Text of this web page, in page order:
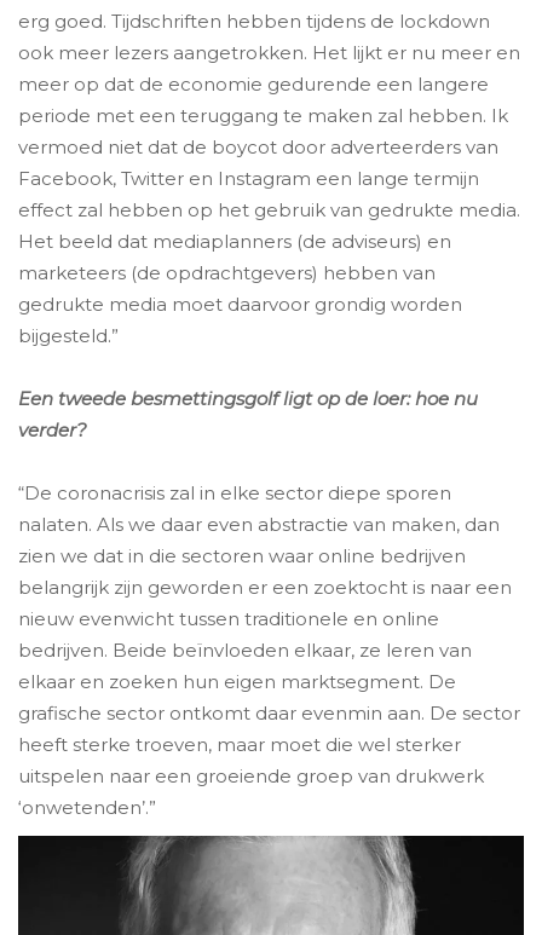
erg goed. Tijdschriften hebben tijdens de lockdown
ook meer lezers aangetrokken. Het lijkt er nu meer en
meer op dat de economie gedurende een langere
periode met een teruggang te maken zal hebben. Ik
vermoed niet dat de boycot door adverteerders van
Facebook, Twitter en Instagram een lange termijn
effect zal hebben op het gebruik van gedrukte media.
Het beeld dat mediaplanners (de adviseurs) en
marketeers (de opdrachtgevers) hebben van
gedrukte media moet daarvoor grondig worden
bijgesteld.”
Een tweede besmettingsgolf ligt op de loer: hoe nu
verder?
“De coronacrisis zal in elke sector diepe sporen
nalaten. Als we daar even abstractie van maken, dan
zien we dat in die sectoren waar online bedrijven
belangrijk zijn geworden er een zoektocht is naar een
nieuw evenwicht tussen traditionele en online
bedrijven. Beide beïnvloeden elkaar, ze leren van
elkaar en zoeken hun eigen marktsegment. De
grafische sector ontkomt daar evenmin aan. De sector
heeft sterke troeven, maar moet die wel sterker
uitspelen naar een groeiende groep van drukwerk
‘onwetenden’.”